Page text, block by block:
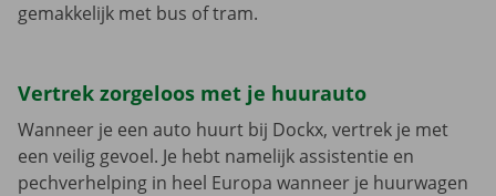
gemakkelijk met bus of tram.
Vertrek zorgeloos met je huurauto
Wanneer je een auto huurt bij Dockx, vertrek je met
een veilig gevoel. Je hebt namelijk assistentie en
pechverhelping in heel Europa wanneer je huurwagen